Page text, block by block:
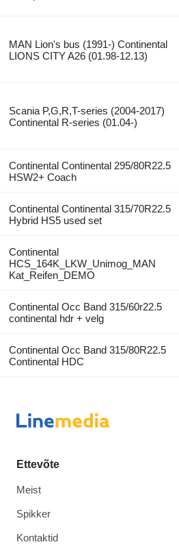
MAN Lion's bus (1991-) Continental
LIONS CITY A26 (01.98-12.13)
Scania P,G,R,T-series (2004-2017)
Continental R-series (01.04-)
Continental Continental 295/80R22.5
HSW2+ Coach
Continental Continental 315/70R22.5
Hybrid HS5 used set
Continental
HCS_164K_LKW_Unimog_MAN
Kat_Reifen_DEMO
Continental Occ Band 315/60r22.5
continental hdr + velg
Continental Occ Band 315/80R22.5
Continental HDC
Ettevõte
Meist
Spikker
Kontaktid